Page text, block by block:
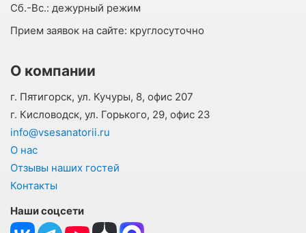
Cб.-Вс.: дежурный режим
Прием заявок на сайте: круглосуточно
О компании
г. Пятигорск, ул. Кучуры, 8, офис 207
г. Кисловодск, ул. Горького, 29, офис 23
info@vsesanatorii.ru
О нас
Отзывы наших гостей
Контакты
Наши соцсети